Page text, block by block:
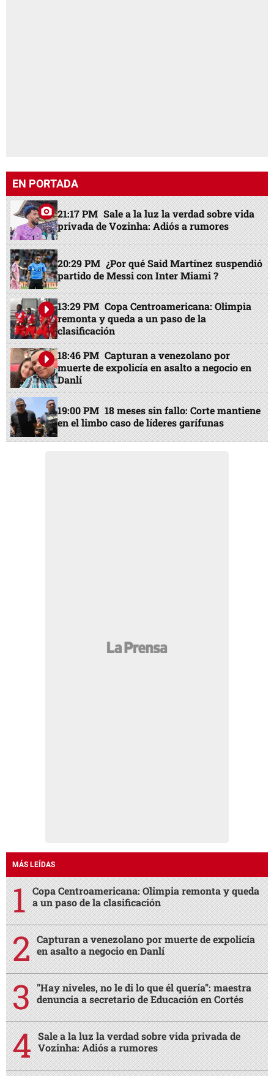
EN PORTADA
21:17 PM Sale a la luz la verdad sobre vida
privada de Vozinha: Adiós a rumores
20:29 PM ¿Por qué Said Martínez suspendió
partido de Messi con Inter Miami ?
13:29 PM Copa Centroamericana: Olimpia
remonta y queda a un paso de la
clasificación
18:46 PM Capturan a venezolano por
muerte de expolicía en asalto a negocio en
Danlí
19:00 PM 18 meses sin fallo: Corte mantiene
en el limbo caso de líderes garífunas
MÁS LEÍDAS
Copa Centroamericana: Olimpia remonta y queda
a un paso de la clasificación
Capturan a venezolano por muerte de expolicía
en asalto a negocio en Danlí
"Hay niveles, no le di lo que él quería": maestra
denuncia a secretario de Educación en Cortés
Sale a la luz la verdad sobre vida privada de
Vozinha: Adiós a rumores